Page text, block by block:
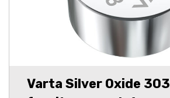
Varta Silver Oxide 303